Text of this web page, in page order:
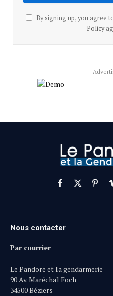
By signing up, you agree
Policy
Facebook
X
(Twitter)
Nous contacter
Par courrier
Le Pandore et la gendarmerie
90 Av. Maréchal Foch
34500 Béziers